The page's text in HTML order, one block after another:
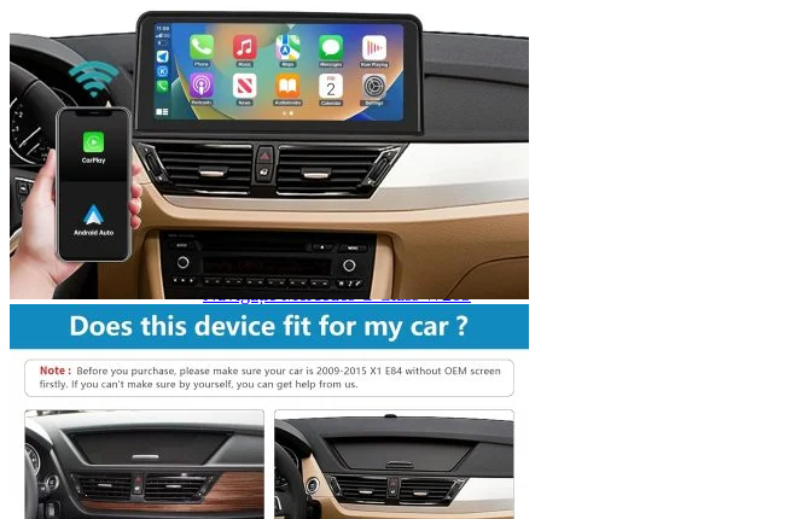
Navigatie Audi A6 C5
Navigatie Audi A6 C6
Navigatie Audi A6 C7
Navigatie Audi Q5
Ford
Navigație Ford Fiesta
Navigație Ford Focus 1
Navigație Ford Focus 2
Navigație Ford Focus MK3
Navigație Ford Mondeo MK3
Navigație Ford Mondeo MK4
Navigație Ford Transit
Mercedes
Navigație Mercedes C Class W203
Navigație Mercedes C Class W204
Navigație Mercedes W203
Navigație Mercedes W204
Navigație Mercedes W211
Navigație Mercedes Sprinter
Passat
Navigație Passat B5
Navigație Passat B5 5
Navigație Passat B6
Navigație Passat B7